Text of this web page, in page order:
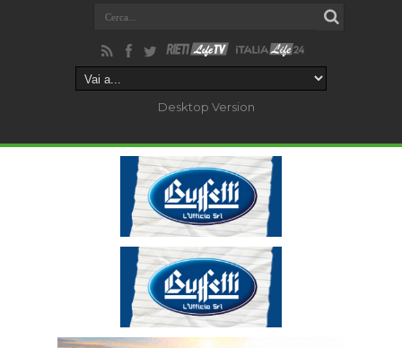
Desktop Version